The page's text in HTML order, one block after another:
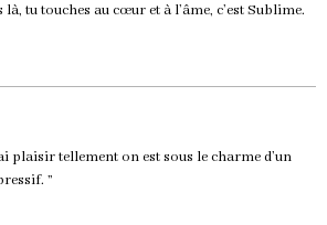
tu touches au cœur et à l’âme, c’est Sublime.
plaisir tellement on est sous le charme d’un
”